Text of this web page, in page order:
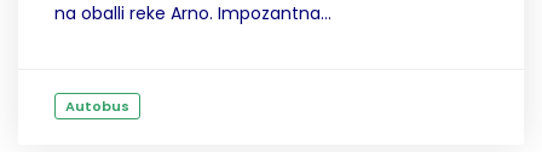
na oballi reke Arno. Impozantna...
Autobus